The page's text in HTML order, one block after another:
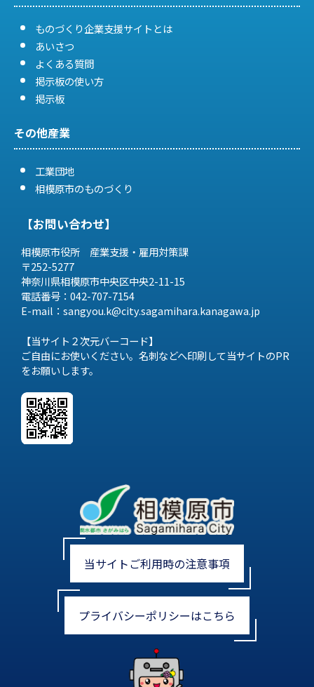
ものづくり企業支援サイトとは
あいさつ
よくある質問
掲示板の使い方
掲示板
その他産業
工業団地
相模原市のものづくり
【お問い合わせ】
相模原市役所 産業支援・雇用対策課
〒252-5277
神奈川県相模原市中央区中央2-11-15
電話番号：042-707-7154
E-mail：sangyou.k@city.sagamihara.kanagawa.jp
【当サイト２次元バーコード】
ご自由にお使いください。名刺などへ印刷して当サイトのPR
をお願いします。
当サイトご利用時の注意事項
プライバシーポリシーはこちら